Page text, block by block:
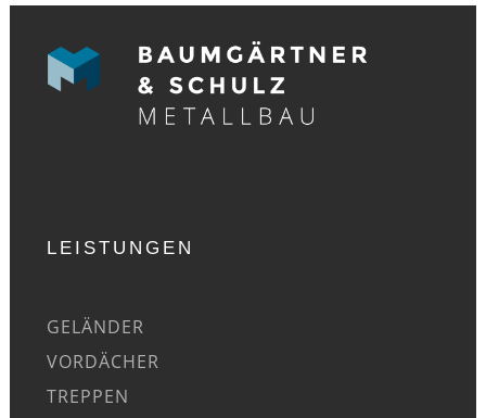
LEISTUNGEN
GELÄNDER
VORDÄCHER
TREPPEN